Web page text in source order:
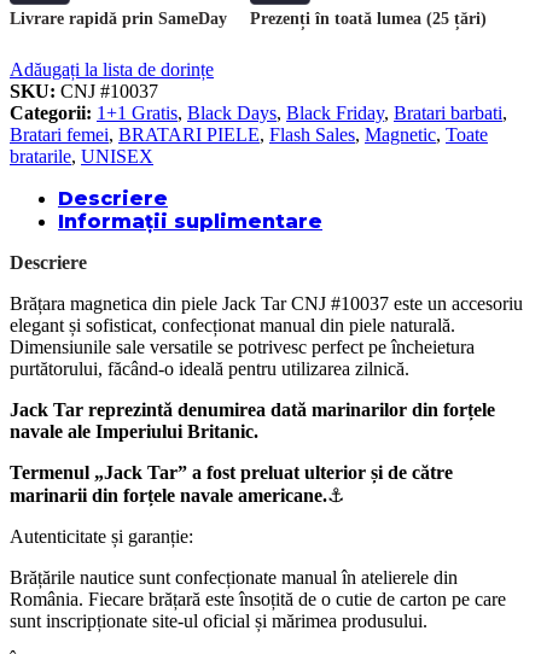
Livrare rapidă prin SameDay Prezenți în toată lumea (25 țări)
Adăugați la lista de dorințe
SKU: CNJ #10037
Categorii: 1+1 Gratis, Black Days, Black Friday, Bratari barbati,
Bratari femei, BRATARI PIELE, Flash Sales, Magnetic, Toate
bratarile, UNISEX
Descriere
Informații suplimentare
Descriere
Brățara magnetica din piele Jack Tar CNJ #10037 este un accesoriu
elegant și sofisticat, confecționat manual din piele naturală.
Dimensiunile sale versatile se potrivesc perfect pe încheietura
purtătorului, făcând-o ideală pentru utilizarea zilnică.
Jack Tar reprezintă denumirea dată marinarilor din forțele
navale ale Imperiului Britanic.
Termenul „Jack Tar” a fost preluat ulterior și de către
marinarii din forțele navale americane.⚓
Autenticitate și garanție:
Brățările nautice sunt confecționate manual în atelierele din
România. Fiecare brățară este însoțită de o cutie de carton pe care
sunt inscripționate site-ul oficial și mărimea produsului.